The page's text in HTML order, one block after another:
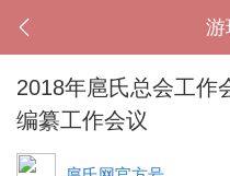
游
2018年扈氏总会工作
编纂工作会议